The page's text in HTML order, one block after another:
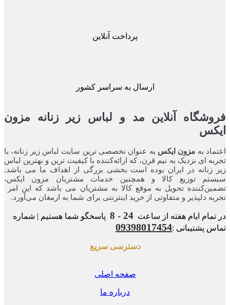
پرداخت آنلاین
ارسال به سراسر کشور
آنلاین مد و لباس زیر زنانه مزون
بهمزون ایکس به عنوان تخصصی ترین سایت لباس زیر زنانه، با
ای نزدیک به نیم قرن، که ارائه‌کننده با کیفیت ترین و بهترین لباس
زنانه در ایران بوده ‌است بخشی بزرگی از اهداف ما می باشد.
توزیع کالا و همچنین خدمات مشتریان مزون ایکس،
تحویل به موقع کالا به مشتریان می باشد که این امر
دلپذیر و متفاوتی از خرید اینترنتی برای شما به ارمغان می‌آورد.
ایام هفته از ساعت24 - 8
پاسخگو شما هستیم | شماره
پشتیبانی :09398017454
دسترسی سریع
صفحه اصلی
درباره ما